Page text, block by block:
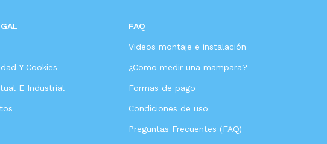
Y Cookies
E Industrial
FAQ
Videos montaje e instalación
¿Como medir una mampara?
Formas de pago
Condiciones de uso
Preguntas Frecuentes (FAQ)